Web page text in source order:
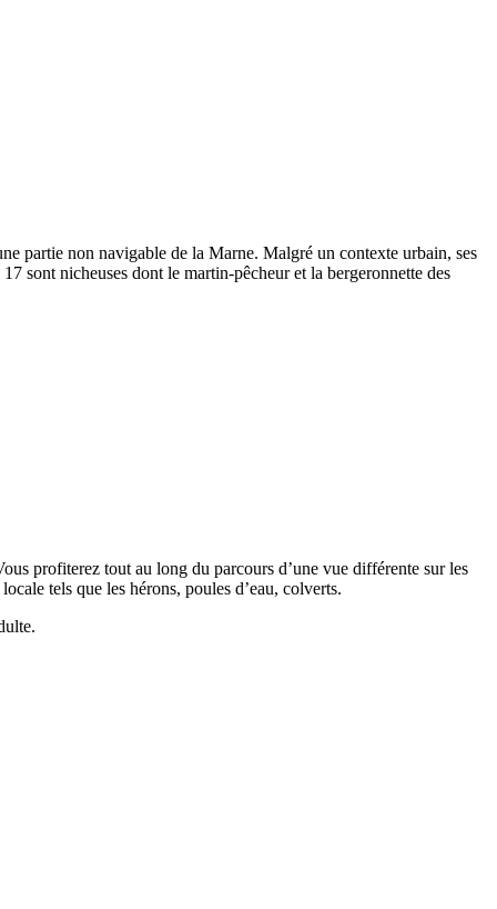
partie non navigable de la Marne. Malgré un contexte urbain, ses
sont nicheuses dont le martin-pêcheur et la bergeronnette des
profiterez tout au long du parcours d’une vue différente sur les
tels que les hérons, poules d’eau, colverts.